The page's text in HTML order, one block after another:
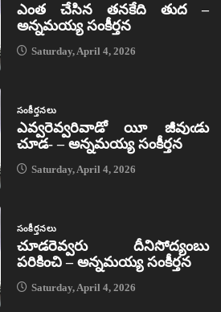
ఎంత చేసిన తనకేది తుద –
అన్నమయ్య సంకీర్తన
Saturday, April 4, 2026
సంకీర్తనలు
ఎవ్వరెవ్వరివాడో యీ జీవుఁడు
చూడ- – అన్నమయ్య సంకీర్తన
Saturday, April 4, 2026
సంకీర్తనలు
చూడరెవ్వరు దీనిసోద్యంబు
పరికించి – అన్నమయ్య సంకీర్తన
Saturday, April 4, 2026